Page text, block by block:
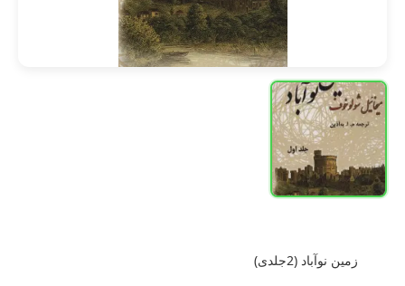
زمین نوآباد (2جلدی)